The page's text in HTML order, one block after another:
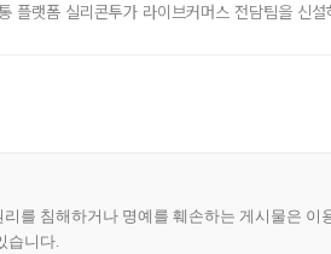
플랫폼 실리콘투가 라이브커머스 전담팀을 신